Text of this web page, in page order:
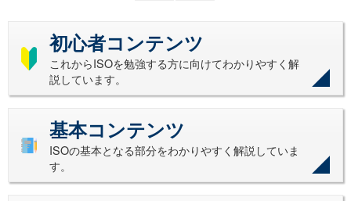
初心者コンテンツ
これからISOを勉強する方に向けてわかりやすく解
説しています。
基本コンテンツ
ISOの基本となる部分をわかりやすく解説していま
す。